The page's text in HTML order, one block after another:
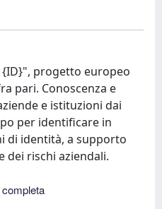
progetto europeo
pari. Conoscenza e
e istituzioni dai
per identificare in
di identità, a supporto
dei rischi aziendali.